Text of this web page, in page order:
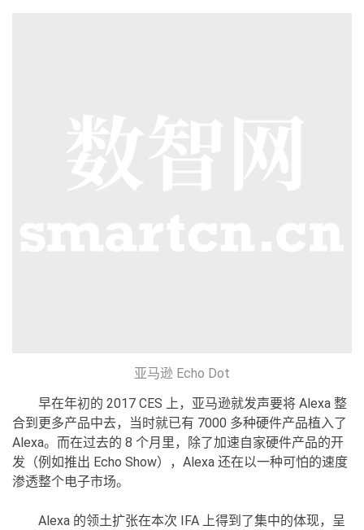
亚马逊 Echo Dot
早在年初的 2017 CES 上，亚马逊就发声要将 Alexa 整
合到更多产品中去，当时就已有 7000 多种硬件产品植入了
Alexa。而在过去的 8 个月里，除了加速自家硬件产品的开
发（例如推出 Echo Show），Alexa 还在以一种可怕的速度
渗透整个电子市场。
Alexa 的领土扩张在本次 IFA 上得到了集中的体现，呈